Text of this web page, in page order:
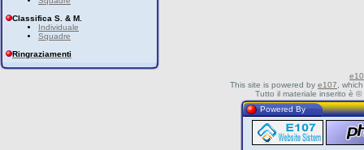
Classifica S. & M.
Individuale
Squadre
Ringraziamenti
This site is powered by e107 ,
Tutto il materiale inserito è
Powered By